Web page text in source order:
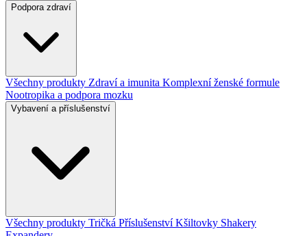
Podpora zdraví
Všechny produkty Zdraví a imunita Komplexní ženské formule
Nootropika a podpora mozku
Vybavení a příslušenství
Všechny produkty Tričká PříslušenstvíKšiltovky Shakery